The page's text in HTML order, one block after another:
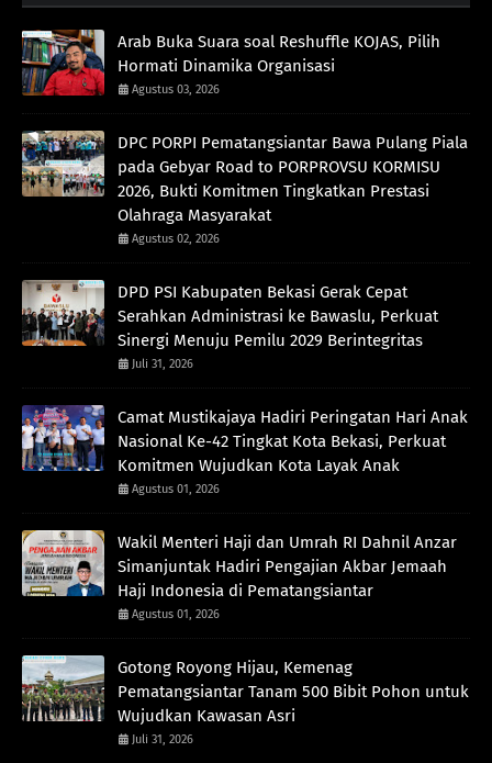
Arab Buka Suara soal Reshuffle KOJAS, Pilih
Hormati Dinamika Organisasi
Agustus 03, 2026
DPC PORPI Pematangsiantar Bawa Pulang Piala
pada Gebyar Road to PORPROVSU KORMISU
2026, Bukti Komitmen Tingkatkan Prestasi
Olahraga Masyarakat
Agustus 02, 2026
DPD PSI Kabupaten Bekasi Gerak Cepat
Serahkan Administrasi ke Bawaslu, Perkuat
Sinergi Menuju Pemilu 2029 Berintegritas
Juli 31, 2026
Camat Mustikajaya Hadiri Peringatan Hari Anak
Nasional Ke-42 Tingkat Kota Bekasi, Perkuat
Komitmen Wujudkan Kota Layak Anak
Agustus 01, 2026
Wakil Menteri Haji dan Umrah RI Dahnil Anzar
Simanjuntak Hadiri Pengajian Akbar Jemaah
Haji Indonesia di Pematangsiantar
Agustus 01, 2026
Gotong Royong Hijau, Kemenag
Pematangsiantar Tanam 500 Bibit Pohon untuk
Wujudkan Kawasan Asri
Juli 31, 2026